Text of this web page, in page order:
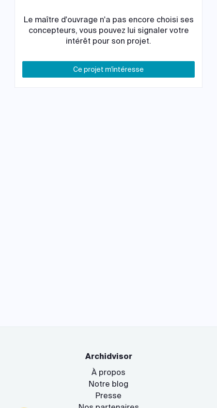
Le maître d'ouvrage n'a pas encore choisi ses
concepteurs, vous pouvez lui signaler votre
intérêt pour son projet.
Ce projet m'intéresse
Archidvisor
À propos
Notre blog
Presse